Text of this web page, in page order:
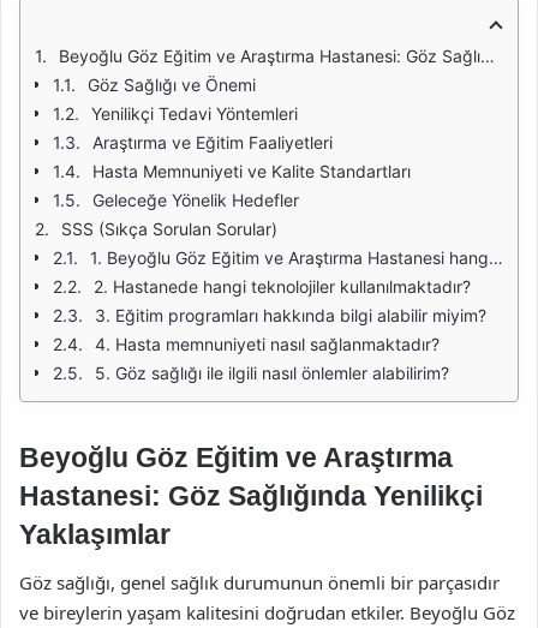
Beyoğlu Göz Eğitim ve Araştırma Hastanesi: Göz Sağlığında Yenilikçi Yaklaşımlar
Göz Sağlığı ve Önemi
Yenilikçi Tedavi Yöntemleri
Araştırma ve Eğitim Faaliyetleri
Hasta Memnuniyeti ve Kalite Standartları
Geleceğe Yönelik Hedefler
SSS (Sıkça Sorulan Sorular)
1. Beyoğlu Göz Eğitim ve Araştırma Hastanesi hangi hizmetleri sunmaktadır?
2. Hastanede hangi teknolojiler kullanılmaktadır?
3. Eğitim programları hakkında bilgi alabilir miyim?
4. Hasta memnuniyeti nasıl sağlanmaktadır?
5. Göz sağlığı ile ilgili nasıl önlemler alabilirim?
Beyoğlu Göz Eğitim ve Araştırma
Hastanesi: Göz Sağlığında Yenilikçi
Yaklaşımlar
Göz sağlığı, genel sağlık durumunun önemli bir parçasıdır
ve bireylerin yaşam kalitesini doğrudan etkiler. Beyoğlu Göz